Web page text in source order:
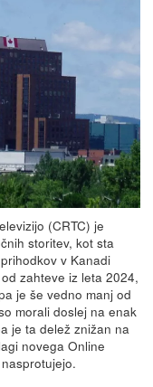
(CRTC) je
storitev, kot sta
v Kanadi
zahteve iz leta 2024,
je še vedno manj od
morali doslej na enak
je ta delež znižan na
novega Online